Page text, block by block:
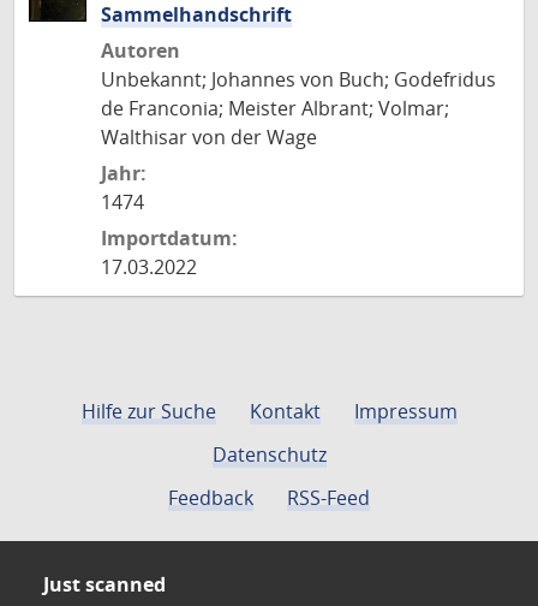
Sammelhandschrift
Autoren
Unbekannt; Johannes von Buch; Godefridus
de Franconia; Meister Albrant; Volmar;
Walthisar von der Wage
Jahr:
1474
Importdatum:
17.03.2022
Hilfe zur Suche Kontakt
Impressum
Datenschutz
Feedback
RSS-Feed
Just scanned